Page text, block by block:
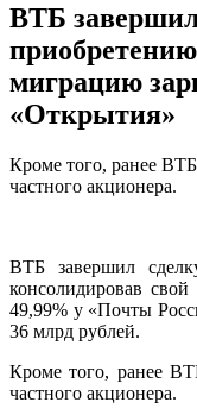
ВТБ
миграцию
«Открытия»
Кроме того, ранее
частного акционера.
ВТБ завершил
консолидировав
49,99% у «Почты
36 млрд рублей.
Кроме того, ранее
частного акционера.